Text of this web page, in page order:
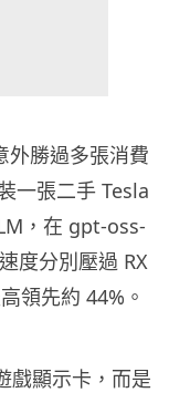
外勝過多張消費
一張二手 Tesla
，在 gpt-oss-
度分別壓過 RX
領先約 44%。
戲顯示卡，而是